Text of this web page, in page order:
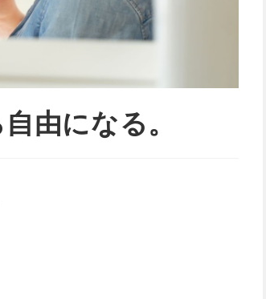
由になる。